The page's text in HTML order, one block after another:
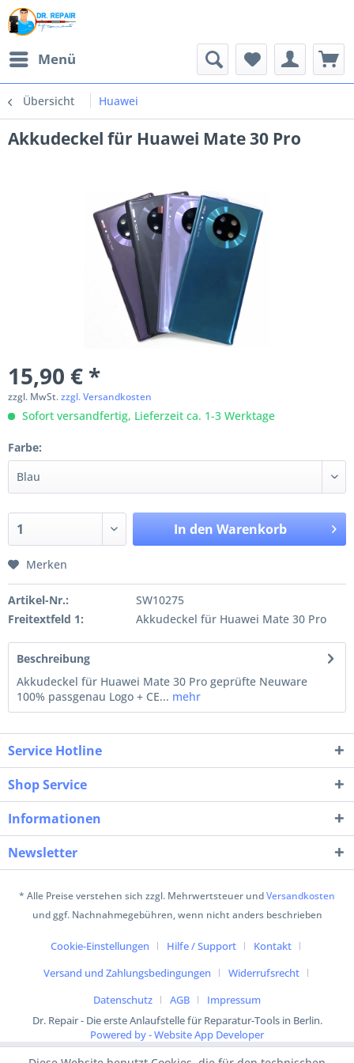
Menü
Übersicht Huawei
Akkudeckel für Huawei Mate 30 Pro
15,90 € *
zzgl. MwSt.zzgl. Versandkosten
Sofort versandfertig, Lieferzeit ca. 1-3 Werktage
Farbe:
In den Warenkorb
Merken
Artikel-Nr.:
SW10275
Freitextfeld 1:
Akkudeckel für Huawei Mate 30 Pro
Beschreibung
Akkudeckel für Huawei Mate 30 Pro geprüfte Neuware
100% passgenau Logo + CE... mehr
Service Hotline
Shop Service
Informationen
Newsletter
* Alle Preise verstehen sich zzgl. Mehrwertsteuer undVersandkosten
und ggf. Nachnahmegebühren, wenn nicht anders beschrieben
Cookie-Einstellungen Hilfe / Support
Kontakt
Versand und Zahlungsbedingungen
Widerrufsrecht
Datenschutz
AGB
Impressum
Dr. Repair - Die erste Anlaufstelle für Reparatur-Tools in Berlin.
Powered by - Website App Developer